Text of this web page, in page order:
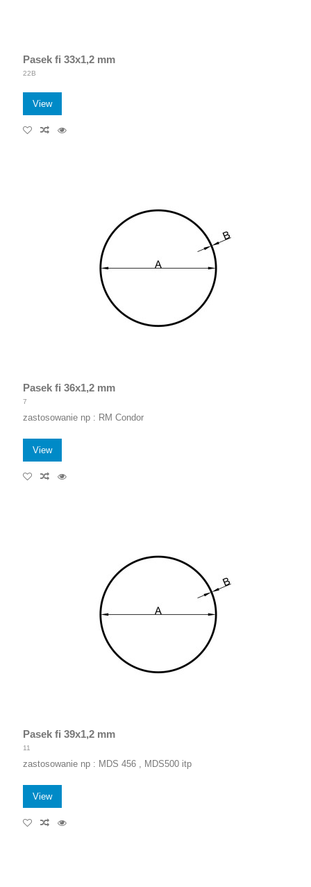
Pasek fi 33x1,2 mm
22B
View
Pasek fi 36x1,2 mm
7
zastosowanie np : RM Condor
View
Pasek fi 39x1,2 mm
11
zastosowanie np : MDS 456 , MDS500 itp
View